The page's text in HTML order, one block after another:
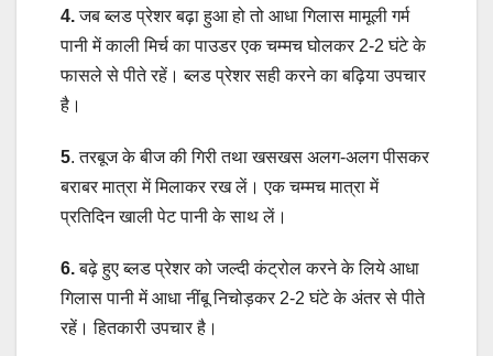
4.जब ब्लड प्रेशर बढ़ा हुआ हो तो आधा गिलास मामूली गर्म
पानी में काली मिर्च का पाउडर एक चम्मच घोलकर 2-2 घंटे के
फासले से पीते रहें। ब्लड प्रेशर सही करने का बढ़िया उपचार
है।
5. तरबूज के बीज की गिरी तथा खसखस अलग-अलग पीसकर
बराबर मात्रा में मिलाकर रख लें। एक चम्मच मात्रा में
प्रतिदिन खाली पेट पानी के साथ लें।
6.बढ़े हुए ब्लड प्रेशर को जल्दी कंट्रोल करने के लिये आधा
गिलास पानी में आधा नींबू निचोड़कर 2-2 घंटे के अंतर से पीते
रहें। हितकारी उपचार है।